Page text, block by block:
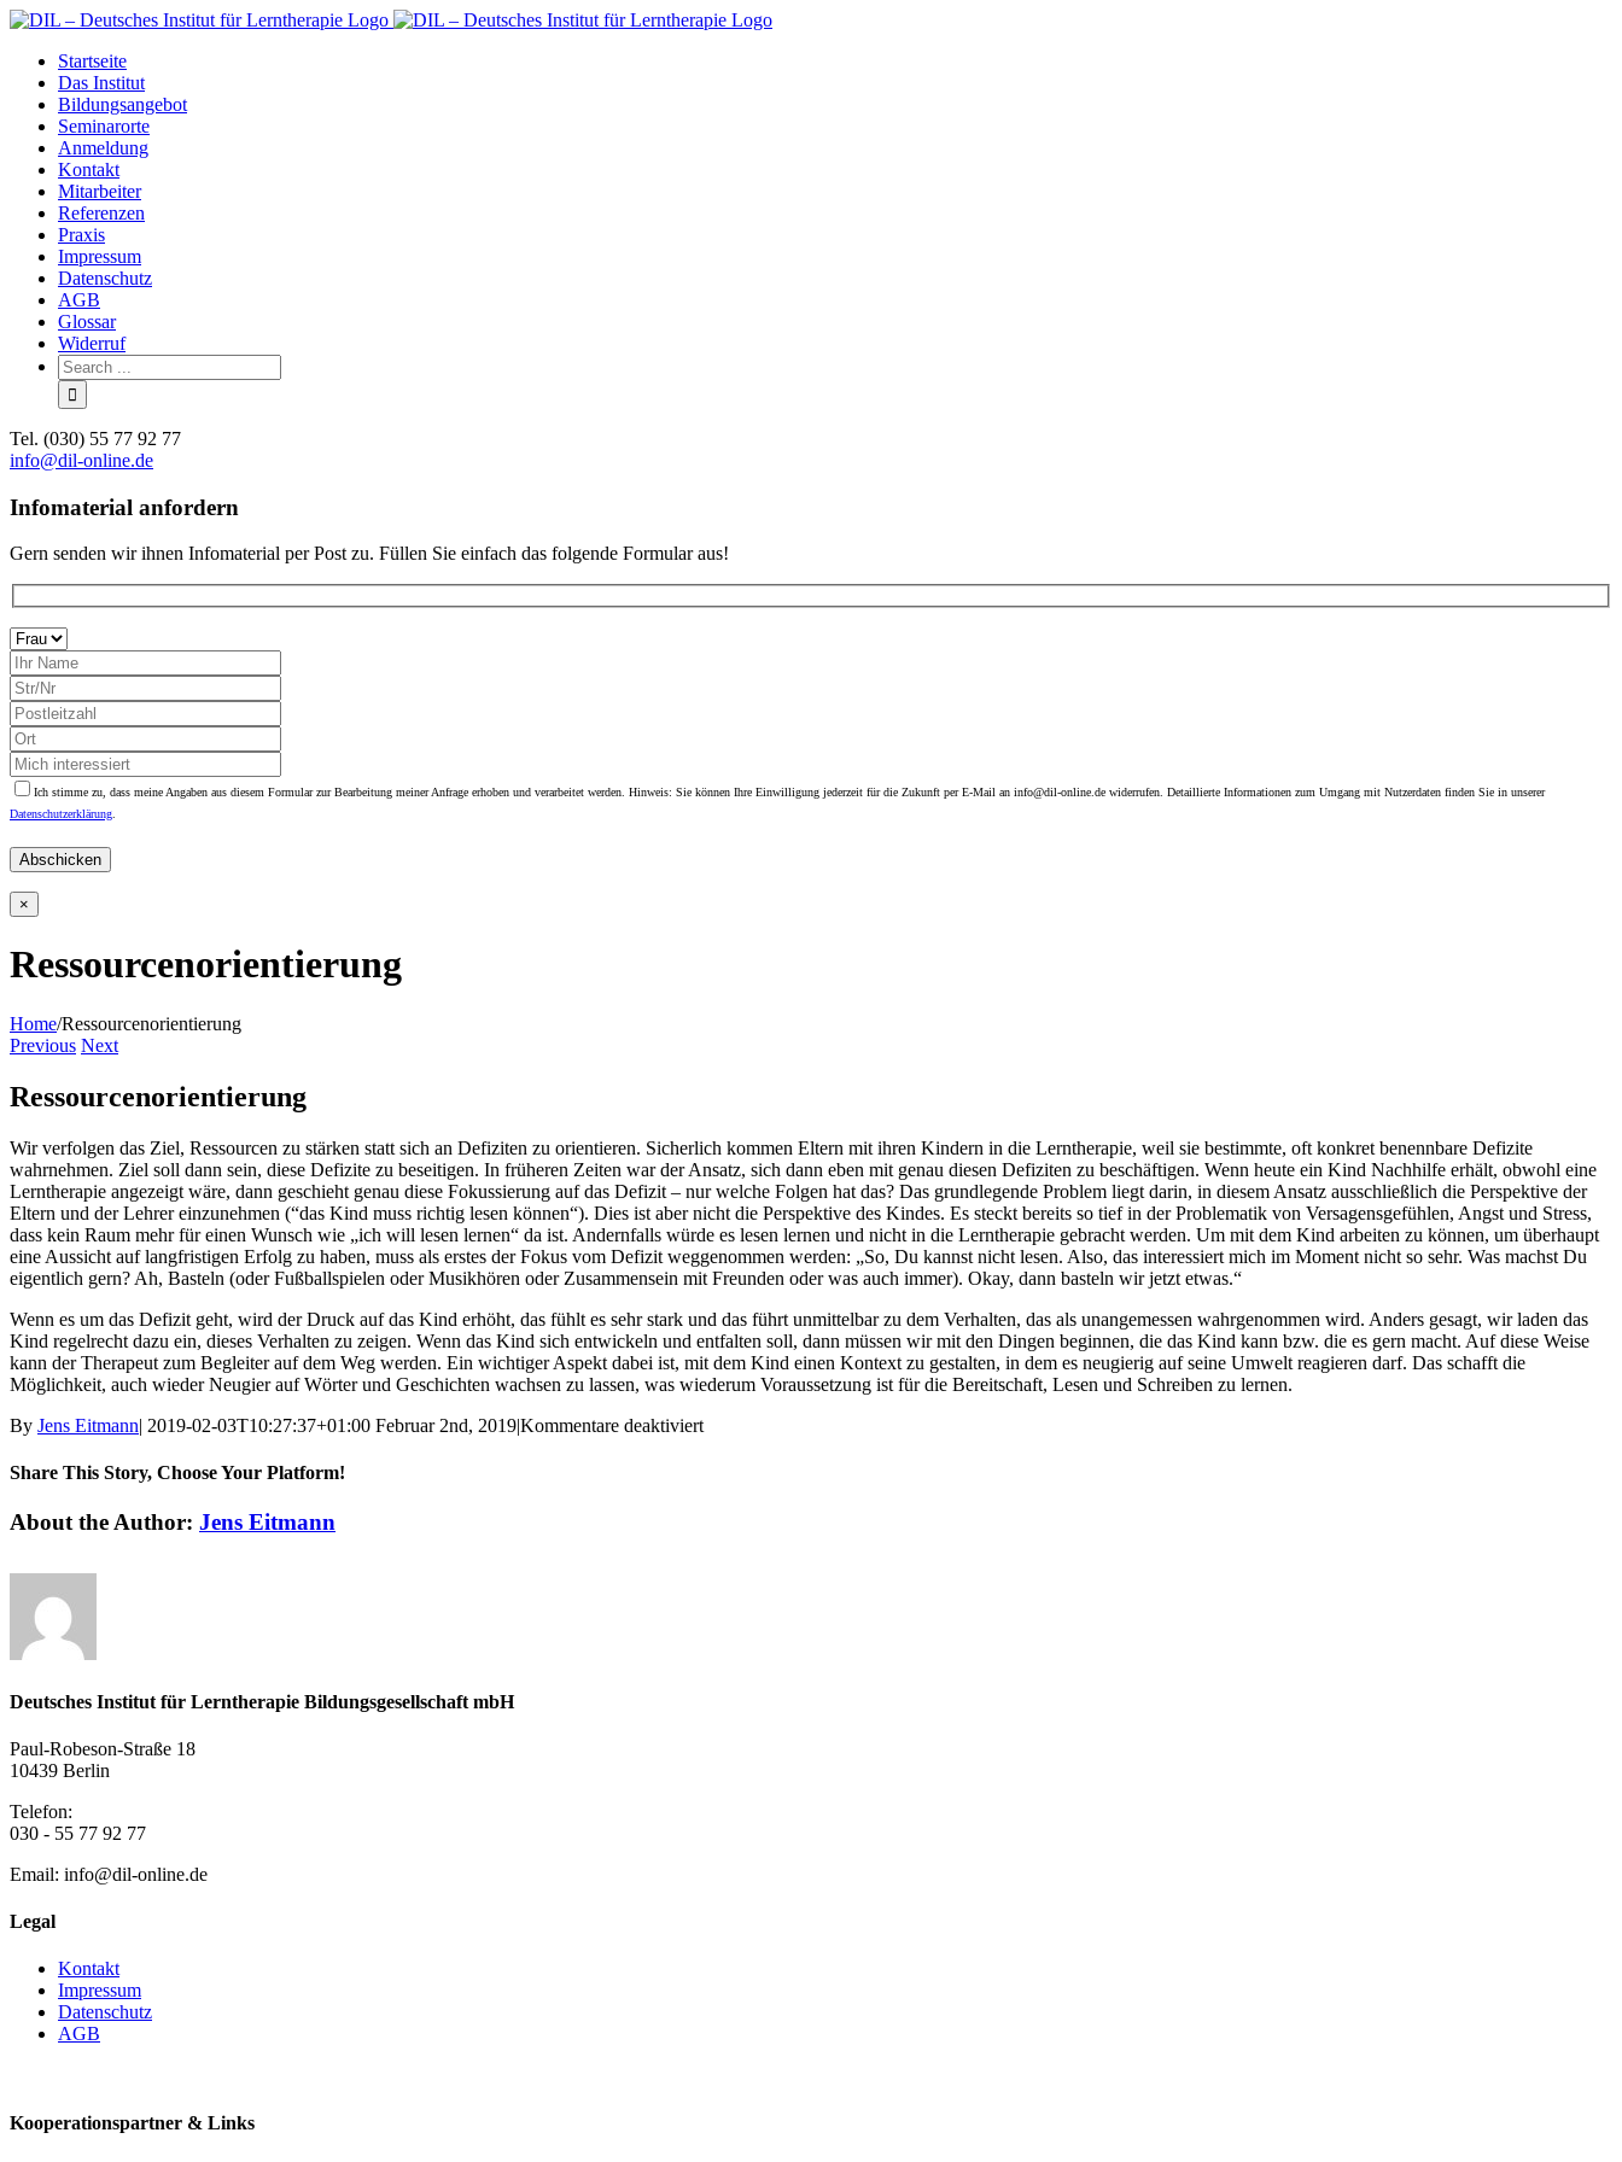
Skip
contentStartseite
Das Institut
Bildungsangebot
Seminarorte
Anmeldung
Kontakt
Mitarbeiter
Referenzen
Praxis
Impressum
Datenschutz
AGB
Glossar
Widerruf
Search
for:
Tel. (030) 55 77 92 77
info@dil-online.de
Infomaterial anfordern
Gern senden wir ihnen Infomaterial per Post zu. Füllen Sie einfach das folgende Formular aus!
Ich stimme zu, dass meine Angaben aus diesem Formular zur Bearbeitung meiner Anfrage erhoben und verarbeitet werden. Hinweis: Sie können Ihre Einwilligung jederzeit für die Zukunft per E-Mail an info@dil-online.de widerrufen. Detaillierte Informationen zum Umgang mit Nutzerdaten finden Sie in unserer
Datenschutzerklärung
lasse
dieses
Feld
leer.
×
Ressourcenorientierung
Home/Ressourcenorientierung
Previous Next
Ressourcenorientierung
Wir verfolgen das Ziel, Ressourcen zu stärken statt sich an Defiziten zu orientieren. Sicherlich kommen Eltern mit ihren Kindern in die Lerntherapie, weil sie bestimmte, oft konkret benennbare Defizite
wahrnehmen. Ziel soll dann sein, diese Defizite zu beseitigen. In früheren Zeiten war der Ansatz, sich dann eben mit genau diesen Defiziten zu beschäftigen. Wenn heute ein Kind Nachhilfe erhält, obwohl eine
Lerntherapie angezeigt wäre, dann geschieht genau diese Fokussierung auf das Defizit – nur welche Folgen hat das? Das grundlegende Problem liegt darin, in diesem Ansatz ausschließlich die Perspektive der
Eltern und der Lehrer einzunehmen (“das Kind muss richtig lesen können“). Dies ist aber nicht die Perspektive des Kindes. Es steckt bereits so tief in der Problematik von Versagensgefühlen, Angst und Stress,
dass kein Raum mehr für einen Wunsch wie „ich will lesen lernen“ da ist. Andernfalls würde es lesen lernen und nicht in die Lerntherapie gebracht werden. Um mit dem Kind arbeiten zu können, um überhaupt
eine Aussicht auf langfristigen Erfolg zu haben, muss als erstes der Fokus vom Defizit weggenommen werden: „So, Du kannst nicht lesen. Also, das interessiert mich im Moment nicht so sehr. Was machst Du
eigentlich gern? Ah, Basteln (oder Fußballspielen oder Musikhören oder Zusammensein mit Freunden oder was auch immer). Okay, dann basteln wir jetzt etwas.“
Wenn es um das Defizit geht, wird der Druck auf das Kind erhöht, das fühlt es sehr stark und das führt unmittelbar zu dem Verhalten, das als unangemessen wahrgenommen wird. Anders gesagt, wir laden das
Kind regelrecht dazu ein, dieses Verhalten zu zeigen. Wenn das Kind sich entwickeln und entfalten soll, dann müssen wir mit den Dingen beginnen, die das Kind kann bzw. die es gern macht. Auf diese Weise
kann der Therapeut zum Begleiter auf dem Weg werden. Ein wichtiger Aspekt dabei ist, mit dem Kind einen Kontext zu gestalten, in dem es neugierig auf seine Umwelt reagieren darf. Das schafft die
Möglichkeit, auch wieder Neugier auf Wörter und Geschichten wachsen zu lassen, was wiederum Voraussetzung ist für die Bereitschaft, Lesen und Schreiben zu lernen.
By Jens Eitmann| 2019-02-03T10:27:37+01:00 Februar 2nd, 2019|Kommentare deaktiviertfür
Share This Story, Choose Your Platform!
Facebook
Twitter
Linkedin
Reddit
Google+
Tumblr
Pinterest
Vk
Email
About the Author: Jens Eitmann
Deutsches Institut für Lerntherapie Bildungsgesellschaft mbH
Paul-Robeson-Straße 18
10439 Berlin
Telefon:
030 - 55 77 92 77
Email: info@dil-online.de
Legal
Kontakt
Impressum
Datenschutz
AGB
Kooperationspartner & Links